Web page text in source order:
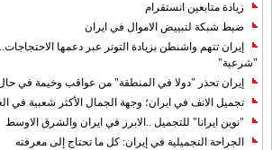
زيادة متابعين انستقرام
ضبط شبكة لتبييض الاموال في ايران
إيران تتهم واشنطن بزيادة التوتر عبر دعمها
"شرعية"
إيران تحذر "دولا في المنطقة" من عواقب وخيمة في
تجميل الانف في ايران؛ وجهة الجمال الأكثر شعبية في
"نوين ايرانا" للتجميل ..الابرز في ايران والشرق الاوسط
الجراحة التجميلية في إيران: كل ما تحتاج إلى معرفته